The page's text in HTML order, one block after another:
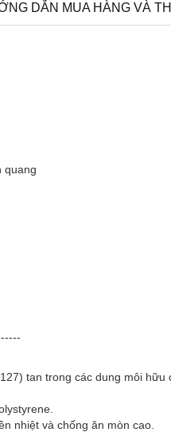
DẪN MUA HÀNG VÀ
quang
tan trong các dung môi
nhiệt và chống ăn mòn cao.